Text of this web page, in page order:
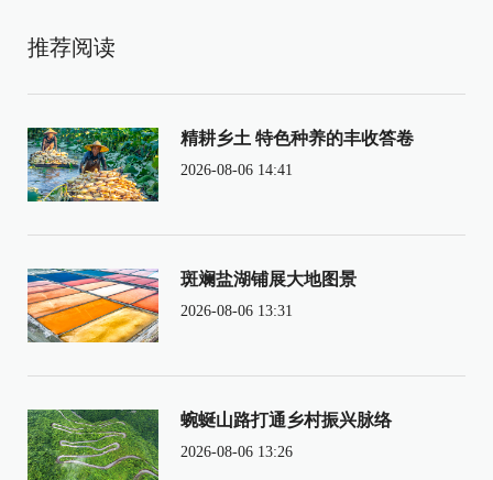
推荐阅读
精耕乡土 特色种养的丰收答卷
2026-08-06 14:41
斑斓盐湖铺展大地图景
2026-08-06 13:31
蜿蜒山路打通乡村振兴脉络
2026-08-06 13:26